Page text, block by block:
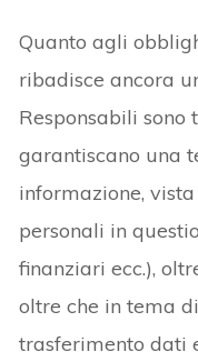
Quanto agli
ribadisce ancora
Responsabili
garantiscano una
informazione,
personali in
finanziari ecc.),
oltre che in tema
trasferimento dati